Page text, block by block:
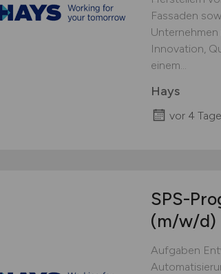
Fassaden
Innovation,
einem...
Hays
vor 4
SPS-
(m/w/d)
Aufgaben